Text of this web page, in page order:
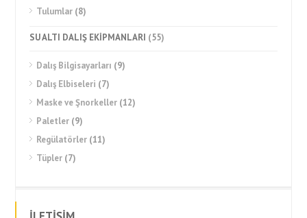
Tulumlar (8)
SU ALTI DALIŞ EKİPMANLARI (55)
Dalış Bilgisayarları (9)
Dalış Elbiseleri (7)
Maske ve Şnorkeller (12)
Paletler (9)
Regülatörler (11)
Tüpler (7)